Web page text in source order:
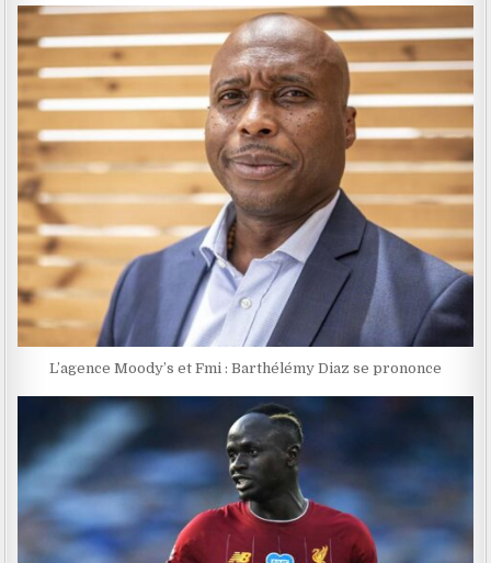
L’agence Moody’s et Fmi : Barthélémy Diaz se prononce